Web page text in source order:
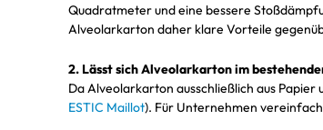
Quadratmeter und eine bessere
Alveolarkarton daher klare Vorteile
2. Lässt sich Alveolarkarton im
Da Alveolarkarton ausschließlich aus
ESTIC Maillot). Für Unternehmen